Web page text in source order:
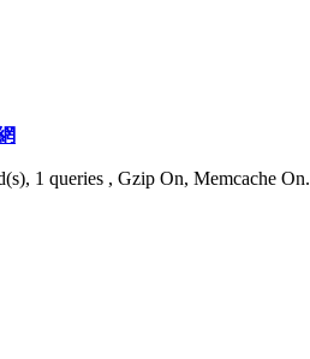
1 queries , Gzip On, Memcache On.